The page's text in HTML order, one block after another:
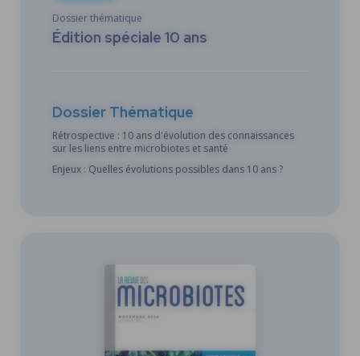
Dossier thématique
Édition spéciale 10 ans
Dossier Thématique
Rétrospective : 10 ans d'évolution des connaissances
sur les liens entre microbiotes et santé
Enjeux : Quelles évolutions possibles dans 10 ans ?